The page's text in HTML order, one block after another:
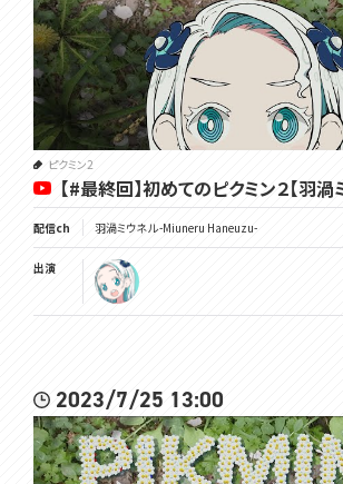
ピクミン2
【#最終回】初めてのピクミン２【羽渦
配信ch 羽渦ミウネル -Miuneru Haneuzu-
出演
2023/7/25 13:00